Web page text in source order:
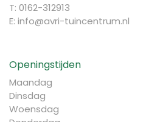
T: 0162-312913
E: info@avri-tuincentrum.nl
Openingstijden
Maandag
Dinsdag
Woensdag